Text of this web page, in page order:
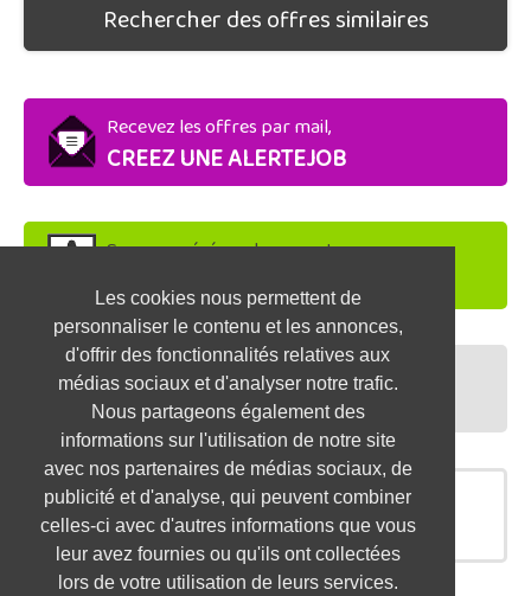
Les cookies nous permettent de
personnaliser le contenu et les annonces,
d'offrir des fonctionnalités relatives aux
médias sociaux et d'analyser notre trafic.
Nous partageons également des
informations sur l'utilisation de notre site
avec nos partenaires de médias sociaux, de
publicité et d'analyse, qui peuvent combiner
celles-ci avec d'autres informations que vous
leur avez fournies ou qu'ils ont collectées
lors de votre utilisation de leurs services.
Rechercher des offres similaires
Recevez les offres par mail,
CREEZ UNE ALERTEJOB
Soyez repéré par les recruteurs,
DEPOSEZ VOTRE CV
Préparez vos entretiens,
TESTEZ-VOUS
OFFRES SIMILAIRES